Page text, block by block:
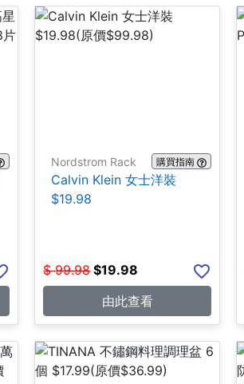
Nordstrom Rack 購買指南
Calvin Klein 女士洋裝
$19.98
$ 99.98 $19.98
由此查看